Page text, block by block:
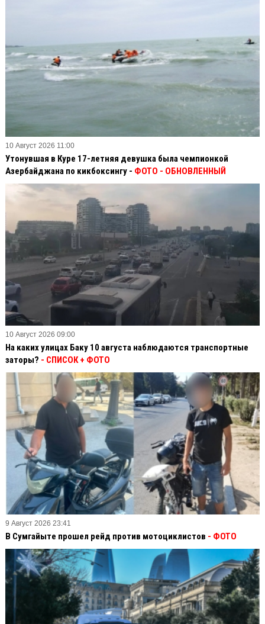
10 Август 2026 11:00
Утонувшая в Куре 17-летняя девушка была чемпионкой
Азербайджана по кикбоксингу - ФОТО - ОБНОВЛЕННЫЙ
10 Август 2026 09:00
На каких улицах Баку 10 августа наблюдаются транспортные
заторы? - СПИСОК + ФОТО
9 Август 2026 23:41
В Сумгайыте прошел рейд против мотоциклистов - ФОТО